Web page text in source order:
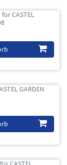
CASTEL
GARDEN